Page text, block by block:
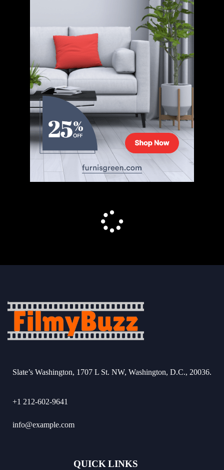
Slate’s Washington, 1707 L St. NW, Washington, D.C., 20036.
+1 212-602-9641
info@example.com
QUICK LINKS